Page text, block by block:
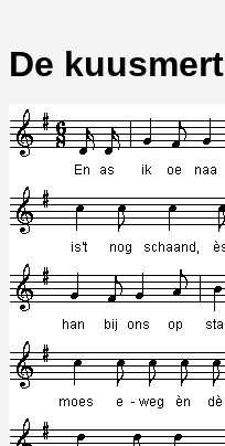
De kuusmert